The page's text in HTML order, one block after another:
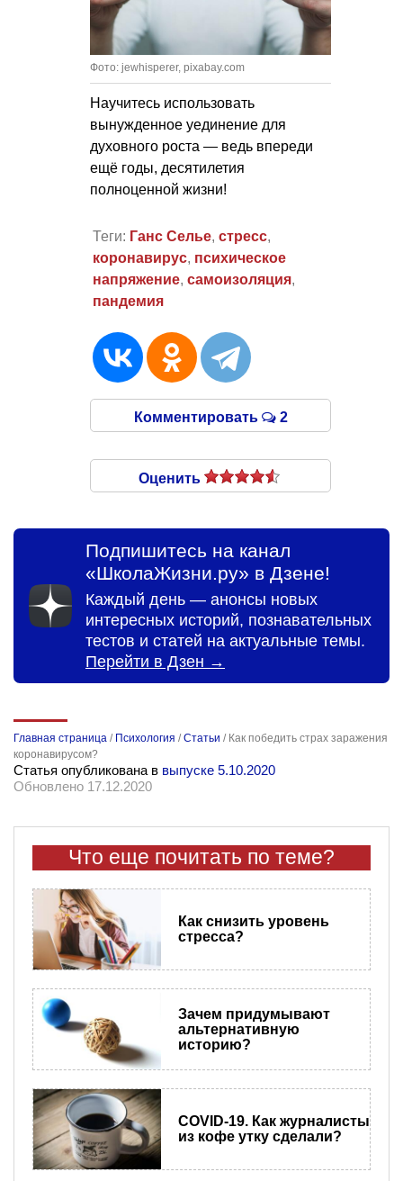
Фото: jewhisperer, pixabay.com
Научитесь использовать
вынужденное уединение для
духовного роста — ведь впереди
ещё годы, десятилетия
полноценной жизни!
Теги: Ганс Селье, стресс,
коронавирус, психическое
напряжение, самоизоляция,
пандемия
Комментировать 2
Оценить
Подпишитесь на канал
«ШколаЖизни.ру» в Дзене!
Каждый день — анонсы новых
интересных историй, познавательных
тестов и статей на актуальные темы.
Перейти в Дзен →
Главная страница / Психология /Статьи / Как победить страх заражения
коронавирусом?
Статья опубликована в выпуске 5.10.2020
Обновлено 17.12.2020
Что еще почитать по теме?
Как снизить уровень
стресса?
Зачем придумывают
альтернативную
историю?
COVID-19. Как журналисты
из кофе утку сделали?